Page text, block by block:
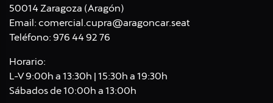
50014 Zaragoza (Aragón)
Email: comercial.cupra@aragoncar.seat
Teléfono: 976 44 92 76
Horario:
L-V 9:00h a 13:30h | 15:30h a 19:30h
Sábados de 10:00h a 13:00h